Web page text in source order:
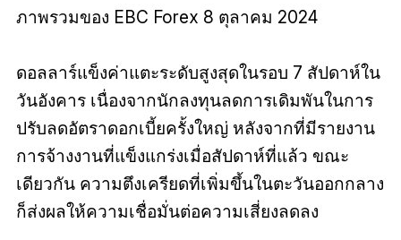
ภาพรวมของ EBC Forex 8 ตุลาคม 2024
ดอลลาร์แข็งค่าแตะระดับสูงสุดในรอบ 7 สัปดาห์ใน
วันอังคาร เนื่องจากนักลงทุนลดการเดิมพันในการ
ปรับลดอัตราดอกเบี้ยครั้งใหญ่ หลังจากที่มีรายงาน
การจ้างงานที่แข็งแกร่งเมื่อสัปดาห์ที่แล้ว ขณะ
เดียวกัน ความตึงเครียดที่เพิ่มขึ้นในตะวันออกกลาง
ก็ส่งผลให้ความเชื่อมั่นต่อความเสี่ยงลดลง